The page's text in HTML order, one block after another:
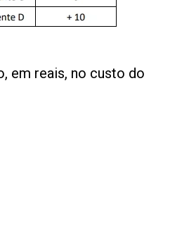
em reais, no custo do